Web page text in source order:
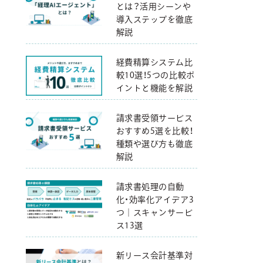
とは？活用シーンや
導入ステップを徹底
解説
経費精算システム比
較10選！5つの比較ポ
イントと機能を解説
請求書受領サービス
おすすめ5選を比較！
種類や選び方も徹底
解説
請求書処理の自動
化・効率化アイデア3
つ｜スキャンサービ
ス13選
新リース会計基準対